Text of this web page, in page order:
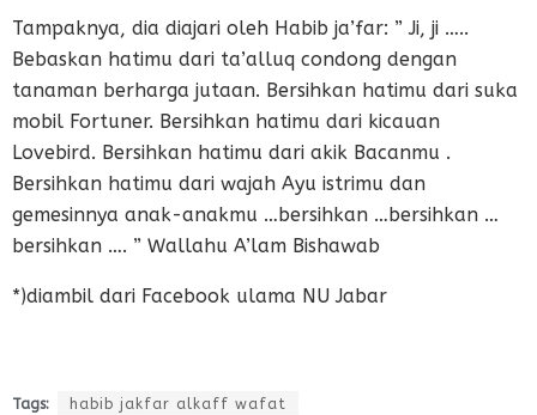
Tampaknya, dia diajari oleh Habib ja’far: ” Ji, ji …..
Bebaskan hatimu dari ta’alluq condong dengan
tanaman berharga jutaan. Bersihkan hatimu dari suka
mobil Fortuner. Bersihkan hatimu dari kicauan
Lovebird. Bersihkan hatimu dari akik Bacanmu .
Bersihkan hatimu dari wajah Ayu istrimu dan
gemesinnya anak-anakmu …bersihkan …bersihkan …
bersihkan …. ” Wallahu A’lam Bishawab
*)diambil dari Facebook ulama NU Jabar
Tags:
habib jakfar alkaff wafat